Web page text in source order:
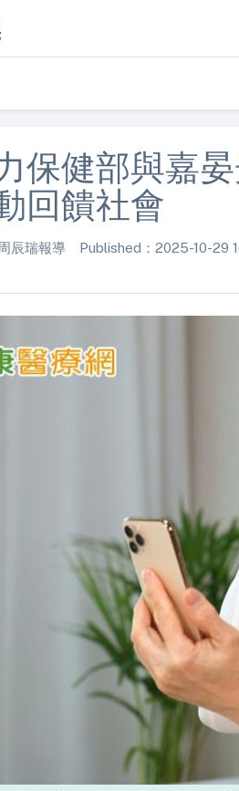
保健部與嘉
回饋社會
辰瑞報導 Published：2025-10-29